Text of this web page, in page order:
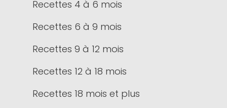
Recettes 4 à 6 mois
Recettes 6 à 9 mois
Recettes 9 à 12 mois
Recettes 12 à 18 mois
Recettes 18 mois et plus